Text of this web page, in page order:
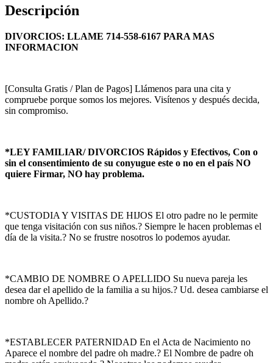
Descripción
DIVORCIOS: LLAME 714-558-6167 PARA MAS
INFORMACION
[Consulta Gratis / Plan de Pagos] Llámenos para una cita y
compruebe porque somos los mejores. Visítenos y después decida,
sin compromiso.
*LEY FAMILIAR/ DIVORCIOS Rápidos y Efectivos, Con o
sin el consentimiento de su conyugue este o no en el país NO
quiere Firmar, NO hay problema.
*CUSTODIA Y VISITAS DE HIJOS El otro padre no le permite
que tenga visitación con sus niños.? Siempre le hacen problemas el
día de la visita.? No se frustre nosotros lo podemos ayudar.
*CAMBIO DE NOMBRE O APELLIDO Su nueva pareja les
desea dar el apellido de la familia a su hijos.? Ud. desea cambiarse el
nombre oh Apellido.?
*ESTABLECER PATERNIDAD En el Acta de Nacimiento no
Aparece el nombre del padre oh madre.? El Nombre de padre oh